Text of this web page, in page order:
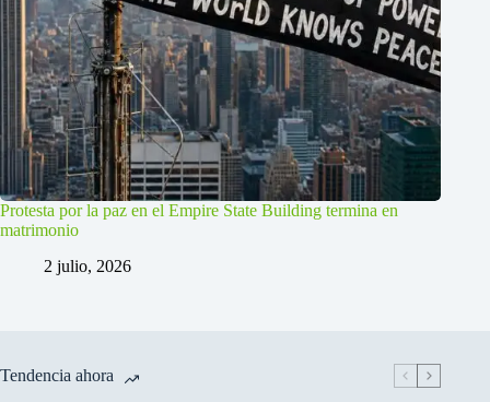
Protesta por la paz en el Empire State Building termina en
matrimonio
2 julio, 2026
Tendencia ahora